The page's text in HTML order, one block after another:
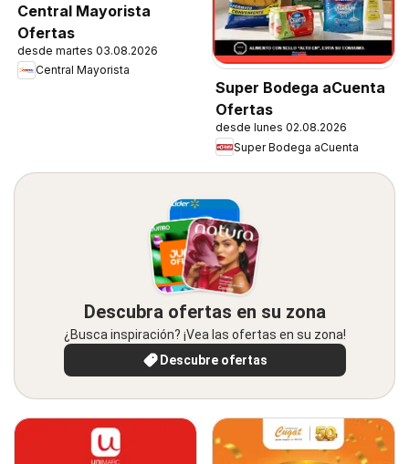
Central Mayorista
Ofertas
desde martes 03.08.2026
Central Mayorista
Super Bodega aCuenta
Ofertas
desde lunes 02.08.2026
Super Bodega aCuenta
Descubra ofertas en su zona
¿Busca inspiración? ¡Vea las ofertas en su zona!
Descubre ofertas